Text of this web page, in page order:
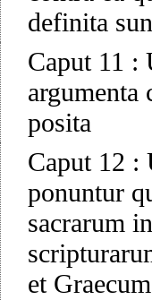
definita
Caput 11 :
argumenta
posita
Caput 12 :
ponuntur
sacrarum
et